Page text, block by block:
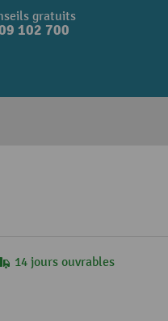
gratuits
102 700
14 jours ouvrables